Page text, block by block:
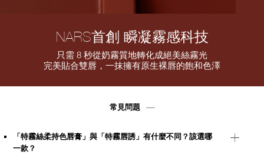
NARS首創 瞬凝霧感科技
只需 8 秒從奶霧質地轉化成絕美絲霧光
完美貼合雙唇，一抹擁有原生裸唇的飽和色澤
常見問題
「特霧絲柔持色唇膏」與「特霧唇誘」有什麼不同？該選哪
一款？